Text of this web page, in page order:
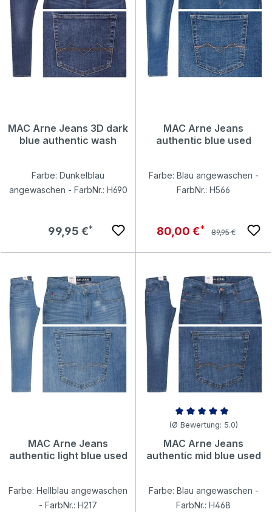
MAC Arne Jeans 3D dark
blue authentic wash
Farbe: Dunkelblau
angewaschen - FarbNr.: H690
Regulärer Preis:
99,95 €
MAC Arne Jeans
authentic blue used
Farbe: Blau angewaschen -
FarbNr.: H566
Verkaufspreis:
80,00 € Regulärer Preis:
89,95 €
MAC Arne Jeans
authentic light blue used
Farbe: Hellblau angewaschen
- FarbNr.: H217
Durchschnittliche Bewertung
(Ø Bewertung: 5.0)
MAC Arne Jeans
authentic mid blue used
Farbe: Blau angewaschen -
FarbNr.: H468